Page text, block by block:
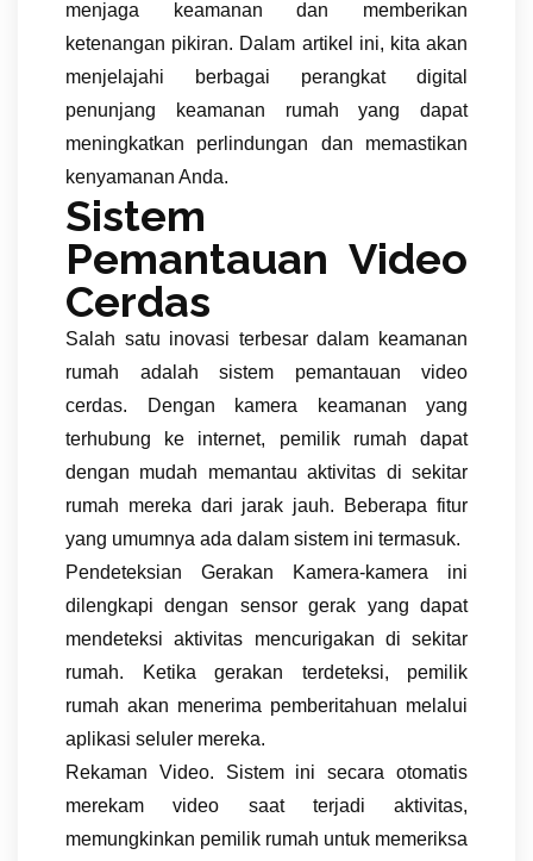
menjaga keamanan dan memberikan
ketenangan pikiran. Dalam artikel ini, kita akan
menjelajahi berbagai perangkat digital
penunjang keamanan rumah yang dapat
meningkatkan perlindungan dan memastikan
kenyamanan Anda.
Sistem
Pemantauan Video
Cerdas
Salah satu inovasi terbesar dalam keamanan
rumah adalah sistem pemantauan video
cerdas. Dengan kamera keamanan yang
terhubung ke internet, pemilik rumah dapat
dengan mudah memantau aktivitas di sekitar
rumah mereka dari jarak jauh. Beberapa fitur
yang umumnya ada dalam sistem ini termasuk.
Pendeteksian Gerakan Kamera-kamera ini
dilengkapi dengan sensor gerak yang dapat
mendeteksi aktivitas mencurigakan di sekitar
rumah. Ketika gerakan terdeteksi, pemilik
rumah akan menerima pemberitahuan melalui
aplikasi seluler mereka.
Rekaman Video. Sistem ini secara otomatis
merekam video saat terjadi aktivitas,
memungkinkan pemilik rumah untuk memeriksa